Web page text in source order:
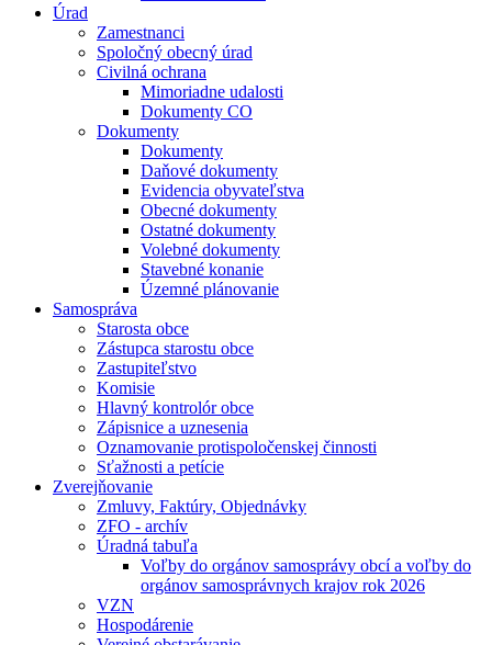
Úrad
Zamestnanci
Spoločný obecný úrad
Civilná ochrana
Mimoriadne udalosti
Dokumenty CO
Dokumenty
Dokumenty
Daňové dokumenty
Evidencia obyvateľstva
Obecné dokumenty
Ostatné dokumenty
Volebné dokumenty
Stavebné konanie
Územné plánovanie
Samospráva
Starosta obce
Zástupca starostu obce
Zastupiteľstvo
Komisie
Hlavný kontrolór obce
Zápisnice a uznesenia
Oznamovanie protispoločenskej činnosti
Sťažnosti a petície
Zverejňovanie
Zmluvy, Faktúry, Objednávky
ZFO - archív
Úradná tabuľa
Voľby do orgánov samosprávy obcí a voľby do
orgánov samosprávnych krajov rok 2026
VZN
Hospodárenie